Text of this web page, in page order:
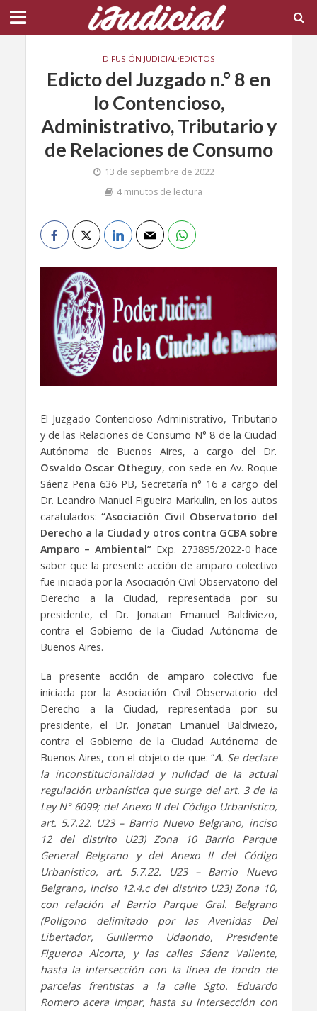
DIFUSIÓN JUDICIAL•EDICTOS
Edicto del Juzgado n.° 8 en
lo Contencioso,
Administrativo, Tributario y
de Relaciones de Consumo
13 de septiembre de 2022
4 minutos de lectura
El Juzgado Contencioso Administrativo, Tributario
y de las Relaciones de Consumo N° 8 de la Ciudad
Autónoma de Buenos Aires, a cargo del Dr.
Osvaldo Oscar Otheguy, con sede en Av. Roque
Sáenz Peña 636 PB, Secretaría n° 16 a cargo del
Dr. Leandro Manuel Figueira Markulin, en los autos
caratulados:“Asociación Civil Observatorio del
Derecho a la Ciudad y otros contra GCBA sobre
Amparo – Ambiental” Exp. 273895/2022-0 hace
saber que la presente acción de amparo colectivo
fue iniciada por la Asociación Civil Observatorio del
Derecho a la Ciudad, representada por su
presidente, el Dr. Jonatan Emanuel Baldiviezo,
contra el Gobierno de la Ciudad Autónoma de
Buenos Aires.
La presente acción de amparo colectivo fue
iniciada por la Asociación Civil Observatorio del
Derecho a la Ciudad, representada por su
presidente, el Dr. Jonatan Emanuel Baldiviezo,
contra el Gobierno de la Ciudad Autónoma de
Buenos Aires, con el objeto de que: “A. Se declare
la inconstitucionalidad y nulidad de la actual
regulación urbanística que surge del art. 3 de la
Ley N° 6099; del Anexo II del Código Urbanístico,
art. 5.7.22. U23 – Barrio Nuevo Belgrano, inciso
12 del distrito U23) Zona 10 Barrio Parque
General Belgrano y del Anexo II del Código
Urbanístico, art. 5.7.22. U23 – Barrio Nuevo
Belgrano, inciso 12.4.c del distrito U23) Zona 10,
con relación al Barrio Parque Gral. Belgrano
(Polígono delimitado por las Avenidas Del
Libertador, Guillermo Udaondo, Presidente
Figueroa Alcorta, y las calles Sáenz Valiente,
hasta la intersección con la línea de fondo de
parcelas frentistas a la calle Sgto. Eduardo
Romero acera impar, hasta su intersección con